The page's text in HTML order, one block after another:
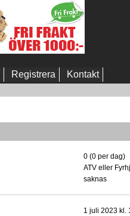
Registrera Kontakt
0 (0 per dag)
ATV eller
saknas
1 juli 2023 kl.